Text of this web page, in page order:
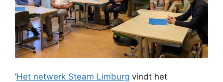
‘Het netwerk Steam Limburg vindt het